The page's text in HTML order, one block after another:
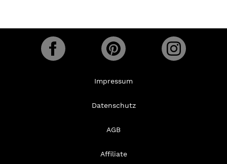
Impressum
Datenschutz
AGB
Affiliate